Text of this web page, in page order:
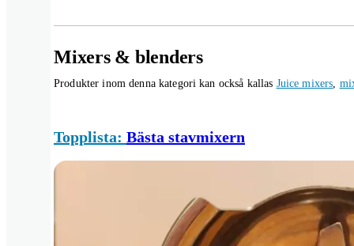
Mixers & blenders
Produkter inom denna kategori kan också kallas Juice mixers,
Topplista: Bästa stavmixern